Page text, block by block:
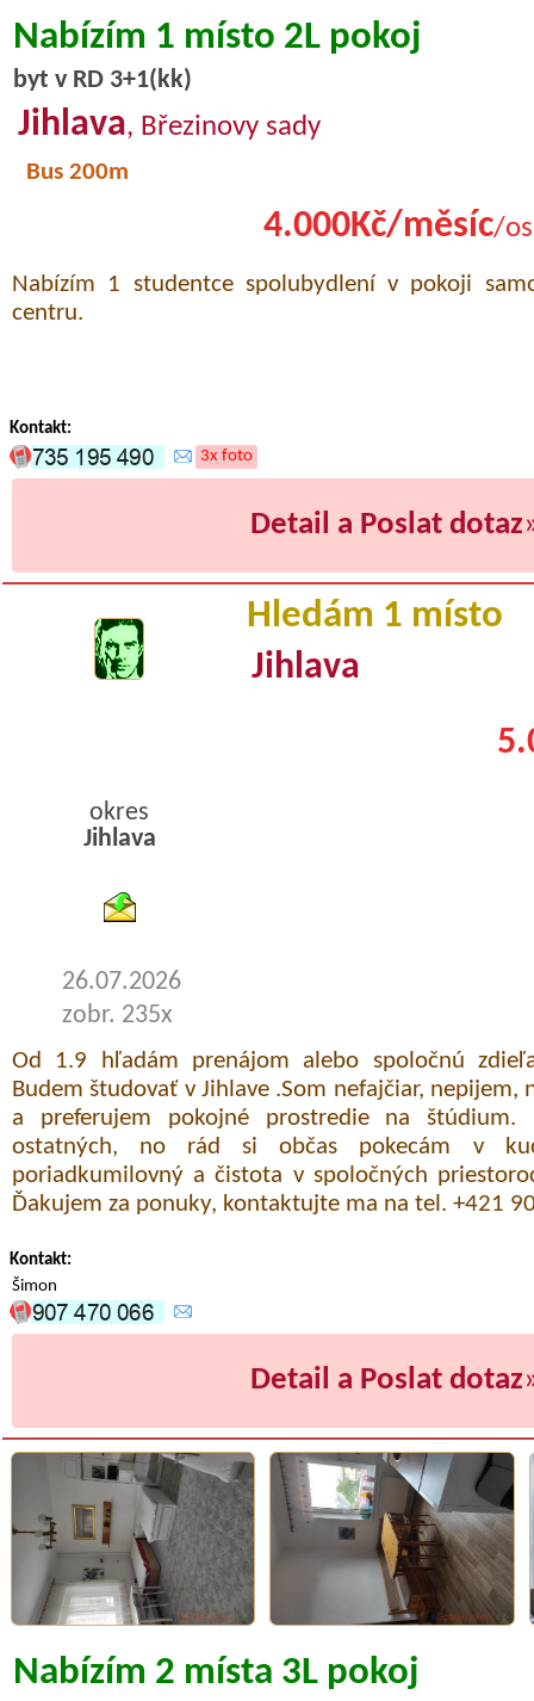
Nabízím 1 místo 2L pokoj
byt v RD 3+1(kk)
Jihlava, Březinovy sady
Bus 200m
4.000Kč/měsíc/
Nabízím 1 studentce spolubydlení v pokoji
centru.
Kontakt:
3x foto
Detail a Poslat dotaz
Hledám 1 místo
Jihlava
okres
Jihlava
26.07.2026
zobr. 235x
Od 1.9 hľadám prenájom alebo spoločnú
Budem študovať v Jihlave .Som nefajčiar, nepijem,
a preferujem pokojné prostredie na štúdium.
ostatných, no rád si občas pokecám v
poriadkumilovný a čistota v spoločných
Ďakujem za ponuky, kontaktujte ma na tel. +421
Kontakt:
Šimon
Detail a Poslat dotaz
Nabízím 2 místa 3L pokoj